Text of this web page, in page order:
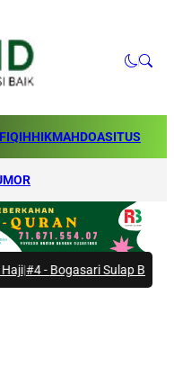
FIQIHHIKMAHDOASITUS
Sulap Bantaran Kali